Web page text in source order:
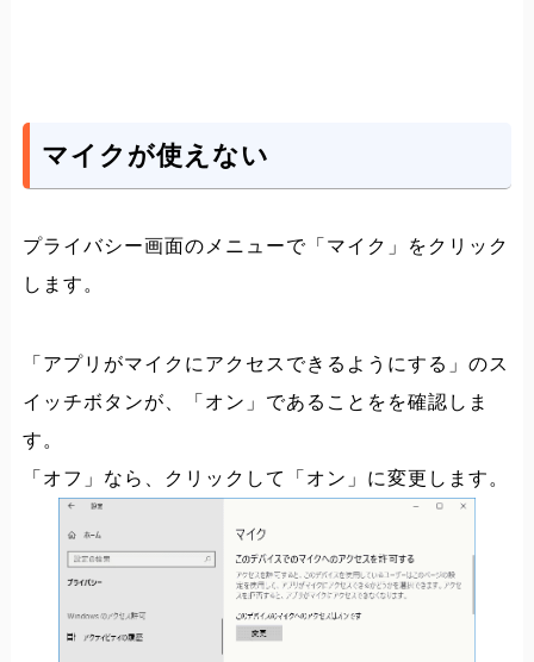
マイクが使えない
プライバシー画面のメニューで「マイク」をクリック
します。
「アプリがマイクにアクセスできるようにする」のス
イッチボタンが、「オン」であることをを確認しま
す。
「オフ」なら、クリックして「オン」に変更します。